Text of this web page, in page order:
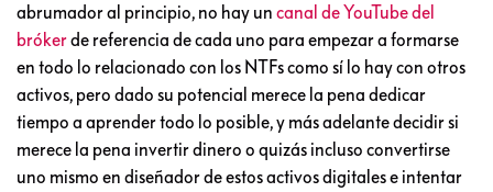
abrumador al principio, no hay un canal de YouTube del
brókerde referencia de cada uno para empezar a formarse
en todo lo relacionado con los NTFs como sí lo hay con otros
activos, pero dado su potencial merece la pena dedicar
tiempo a aprender todo lo posible, y más adelante decidir si
merece la pena invertir dinero o quizás incluso convertirse
uno mismo en diseñador de estos activos digitales e intentar